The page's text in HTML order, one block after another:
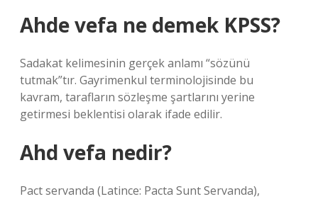
Ahde vefa ne demek KPSS?
Sadakat kelimesinin gerçek anlamı “sözünü
tutmak”tır. Gayrimenkul terminolojisinde bu
kavram, tarafların sözleşme şartlarını yerine
getirmesi beklentisi olarak ifade edilir.
Ahd vefa nedir?
Pact servanda (Latince: Pacta Sunt Servanda),